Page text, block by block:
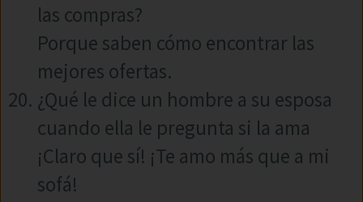
las compras?
Porque saben cómo encontrar las
mejores ofertas.
¿Qué le dice un hombre a su esposa
cuando ella le pregunta si la ama
¡Claro que sí! ¡Te amo más que a mi
sofá!